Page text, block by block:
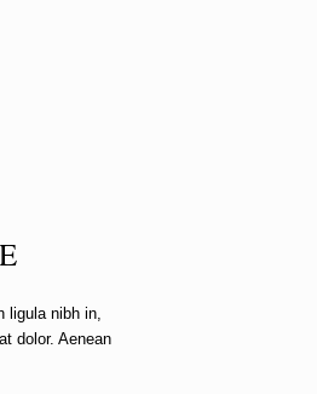
ligula nibh in,
dolor. Aenean